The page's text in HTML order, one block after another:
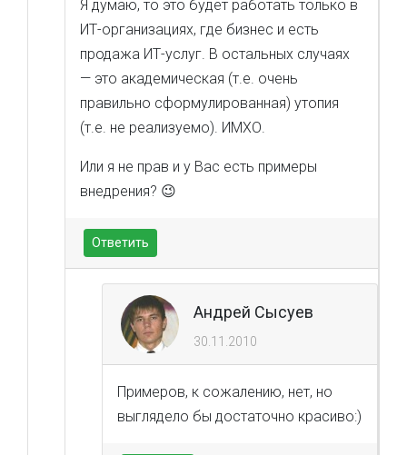
Я думаю, то это будет работать только в
ИТ-организациях, где бизнес и есть
продажа ИТ-услуг. В остальных случаях
— это академическая (т.е. очень
правильно сформулированная) утопия
(т.е. не реализуемо). ИМХО.
Или я не прав и у Вас есть примеры
внедрения? 😉
Ответить
Андрей Сысуев
30.11.2010
Примеров, к сожалению, нет, но
выглядело бы достаточно красиво:)